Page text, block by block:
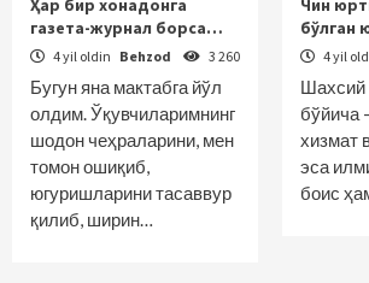
Ҳар бир хонадонга
газета-журнал борса…
4 yil oldin Behzod 3 260
Бугун яна мактабга йўл
олдим. Ўқувчиларимнинг
шодон чеҳраларини, мен
томон ошиқиб,
югуришларини тасаввур
қилиб, ширин…
Чин
бўлган
4 yil
Шахсий
бўйича
хизмат
эса
боис